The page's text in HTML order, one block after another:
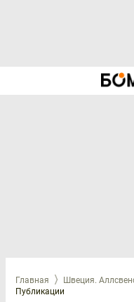
Главная Швеция.
Публикации